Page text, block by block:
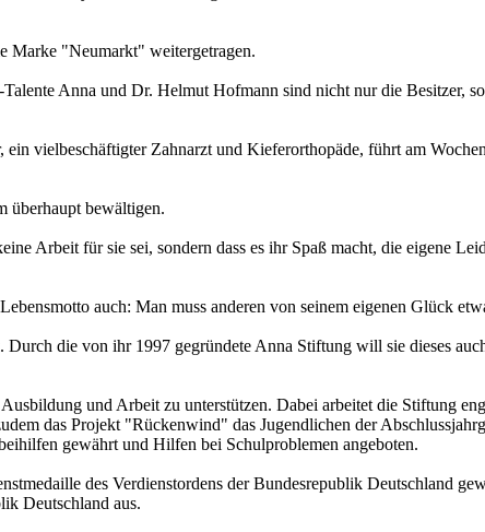
Marke "Neumarkt" weitergetragen.
Anna und Dr. Helmut Hofmann sind nicht nur die Besitzer,
vielbeschäftigter Zahnarzt und Kieferorthopäde, führt am
überhaupt bewältigen.
Arbeit für sie sei, sondern dass es ihr Spaß macht, die eigene
auch: Man muss anderen von seinem eigenen Glück
die von ihr 1997 gegründete Anna Stiftung will sie dieses
und Arbeit zu unterstützen. Dabei arbeitet die Stiftung
das Projekt "Rückenwind" das Jugendlichen der
gewährt und Hilfen bei Schulproblemen angeboten.
des Verdienstordens der Bundesrepublik Deutschland
Deutschland aus.